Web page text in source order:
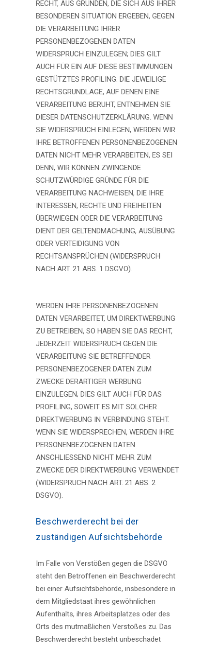
RECHT, AUS GRÜNDEN, DIE SICH AUS IHRER
BESONDEREN SITUATION ERGEBEN, GEGEN
DIE VERARBEITUNG IHRER
PERSONENBEZOGENEN DATEN
WIDERSPRUCH EINZULEGEN; DIES GILT
AUCH FÜR EIN AUF DIESE BESTIMMUNGEN
GESTÜTZTES PROFILING. DIE JEWEILIGE
RECHTSGRUNDLAGE, AUF DENEN EINE
VERARBEITUNG BERUHT, ENTNEHMEN SIE
DIESER DATENSCHUTZERKLÄRUNG. WENN
SIE WIDERSPRUCH EINLEGEN, WERDEN WIR
IHRE BETROFFENEN PERSONENBEZOGENEN
DATEN NICHT MEHR VERARBEITEN, ES SEI
DENN, WIR KÖNNEN ZWINGENDE
SCHUTZWÜRDIGE GRÜNDE FÜR DIE
VERARBEITUNG NACHWEISEN, DIE IHRE
INTERESSEN, RECHTE UND FREIHEITEN
ÜBERWIEGEN ODER DIE VERARBEITUNG
DIENT DER GELTENDMACHUNG, AUSÜBUNG
ODER VERTEIDIGUNG VON
RECHTSANSPRÜCHEN (WIDERSPRUCH
NACH ART. 21 ABS. 1 DSGVO).
WERDEN IHRE PERSONENBEZOGENEN
DATEN VERARBEITET, UM DIREKTWERBUNG
ZU BETREIBEN, SO HABEN SIE DAS RECHT,
JEDERZEIT WIDERSPRUCH GEGEN DIE
VERARBEITUNG SIE BETREFFENDER
PERSONENBEZOGENER DATEN ZUM
ZWECKE DERARTIGER WERBUNG
EINZULEGEN; DIES GILT AUCH FÜR DAS
PROFILING, SOWEIT ES MIT SOLCHER
DIREKTWERBUNG IN VERBINDUNG STEHT.
WENN SIE WIDERSPRECHEN, WERDEN IHRE
PERSONENBEZOGENEN DATEN
ANSCHLIESSEND NICHT MEHR ZUM
ZWECKE DER DIREKTWERBUNG VERWENDET
(WIDERSPRUCH NACH ART. 21 ABS. 2
DSGVO).
Beschwerde­recht bei der
zuständigen Aufsichts­behörde
Im Falle von Verstößen gegen die DSGVO
steht den Betroffenen ein Beschwerderecht
bei einer Aufsichtsbehörde, insbesondere in
dem Mitgliedstaat ihres gewöhnlichen
Aufenthalts, ihres Arbeitsplatzes oder des
Orts des mutmaßlichen Verstoßes zu. Das
Beschwerderecht besteht unbeschadet